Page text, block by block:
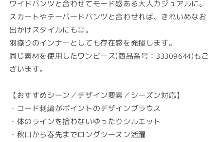
ワイドパンツと合わせてモード感ある大人カジュアルに。
スカートやテーパードパンツと合わせれば、きれいめなお
出かけスタイルにも◎。
羽織りのインナーとしても存在感を発揮します。
同じ素材を使用したワンピース(商品番号：33309644)もご
ざいます。
【おすすめシーン／デザイン要素／シーズン対応】
・コード刺繍がポイントのデザインブラウス
・体のラインを拾わないゆったりシルエット
・秋口から春先までロングシーズン活躍